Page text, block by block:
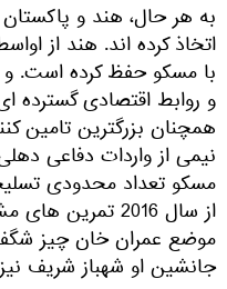
به هر حال، هند و پاکستان
با مسکو حفظ کرده است. و
و روابط اقتصادی گسترده ای
همچنان بزرگترین تامین
نیمی از واردات دفاعی
مسکو تعداد محدودی
از سال 2016
موضع عمران خان چیز شگفت
جانشین او شهباز شریف